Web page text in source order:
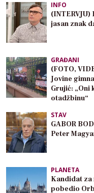
INFO
jasan znak
GRAĐANI
(FOTO,
Jovine
Grujić: „Oni
otadžbinu“
STAV
GABOR
Peter
PLANETA
Kandidat za
pobedio